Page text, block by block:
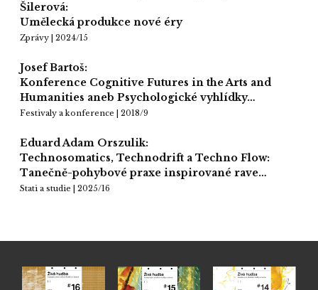
Šilerová:
Umělecká produkce nové éry
Zprávy | 2024/15
Josef Bartoš:
Konference Cognitive Futures in the Arts and
Humanities aneb Psychologické vyhlídky…
Festivaly a konference | 2018/9
Eduard Adam Orszulik:
Technosomatics, Technodrift a Techno Flow:
Tanečně-pohybové praxe inspirované rave…
Stati a studie | 2025/16